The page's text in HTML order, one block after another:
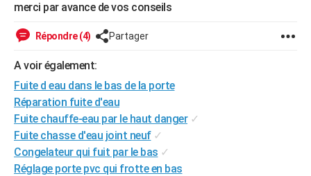
Guides de France
Escapades
Patrimoine
Expositions
Week-end nature
Art de vivre
Bien-être
Loisirs
Mode
Modes de vie
Alimentation
Guide de la santé
Maladies
Médicaments
Sommeil
Destinations
City break
Voyage nature
Voyage de noces
Forum
Climat
+PHOTO
GUIDES D'ACHAT
BONS PLANS
merci par avance de vos conseils
Répondre (4) Partager
A voir également:
Fuite d eau dans le bas de la porte
Réparation fuite d'eau
Fuite chauffe-eau par le haut danger ✓
Fuite chasse d'eau joint neuf ✓
Congelateur qui fuit par le bas ✓
Réglage porte pvc qui frotte en bas